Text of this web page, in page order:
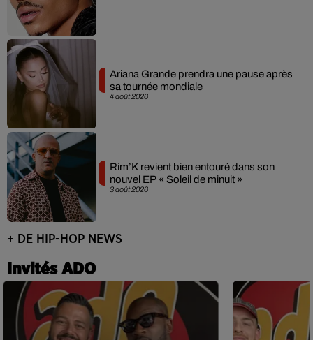
4 août 2026
Ariana Grande prendra une pause après
sa tournée mondiale
3 août 2026
Rim’K revient bien entouré dans son
nouvel EP « Soleil de minuit »
+ DE HIP-HOP NEWS
Invités ADO